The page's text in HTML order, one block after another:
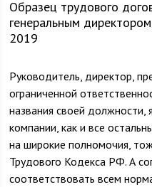
Образец трудового
генеральным
2019
Руководитель, директор,
ограниченной
названия своей должности,
компании, как и все
на широкие полномочия,
Трудового Кодекса РФ. А
соответствовать всем